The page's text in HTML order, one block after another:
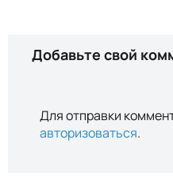
Добавьте свой
Для отправки
авторизоваться.